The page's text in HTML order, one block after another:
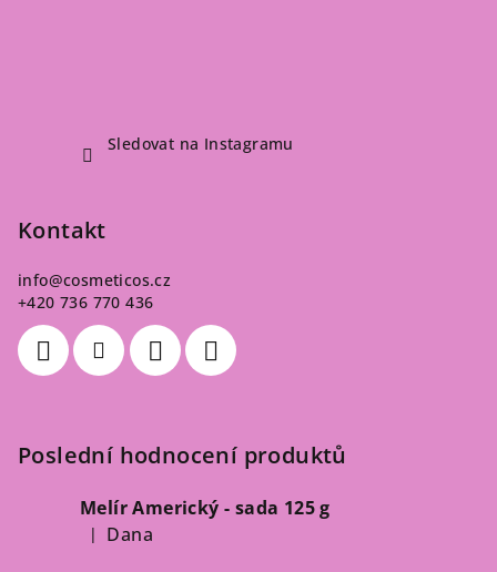
Sledovat na Instagramu
Kontakt
info@cosmeticos.cz
+420 736 770 436
Poslední hodnocení produktů
Melír Americký - sada 125 g
Hodnocení produktu je 5 z 5 hvězdiček.
| Dana